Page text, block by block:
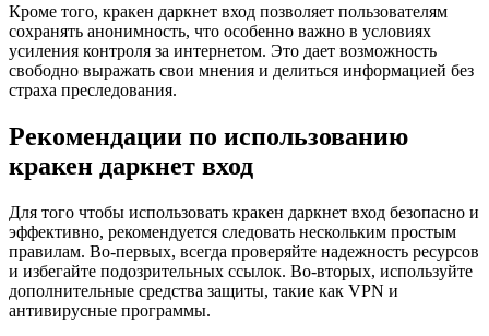
Кроме того, кракен даркнет вход позволяет пользователям
сохранять анонимность, что особенно важно в условиях
усиления контроля за интернетом. Это дает возможность
свободно выражать свои мнения и делиться информацией без
страха преследования.
Рекомендации по использованию
кракен даркнет вход
Для того чтобы использовать кракен даркнет вход безопасно и
эффективно, рекомендуется следовать нескольким простым
правилам. Во-первых, всегда проверяйте надежность ресурсов
и избегайте подозрительных ссылок. Во-вторых, используйте
дополнительные средства защиты, такие как VPN и
антивирусные программы.